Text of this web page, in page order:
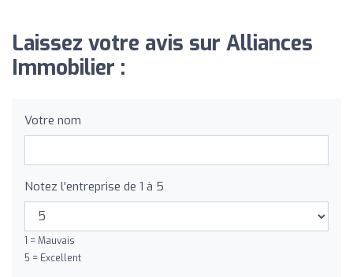
Laissez votre avis sur Alliances
Immobilier :
Votre nom
Notez l'entreprise de 1 à 5
1 = Mauvais
5 = Excellent